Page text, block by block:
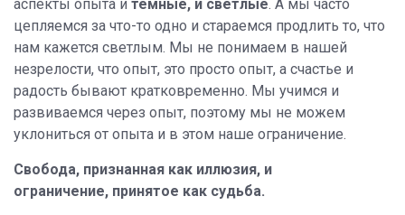
аспекты опыта и темные, и светлые. А мы часто
цепляемся за что-то одно и стараемся продлить то, что
нам кажется светлым. Мы не понимаем в нашей
незрелости, что опыт, это просто опыт, а счастье и
радость бывают кратковременно. Мы учимся и
развиваемся через опыт, поэтому мы не можем
уклониться от опыта и в этом наше ограничение.
Свобода, признанная как иллюзия, и
ограничение, принятое как судьба.